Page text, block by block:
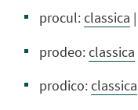
procul:classica |
prodeo:classica
prodico:classica